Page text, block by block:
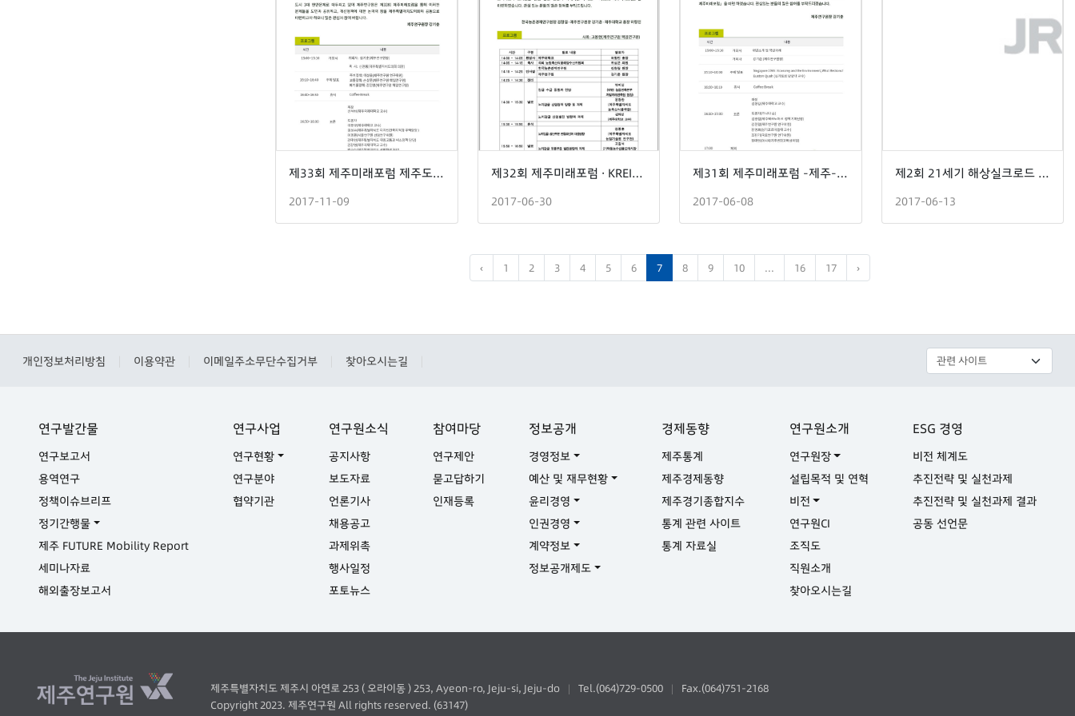
제33회 제주미래포럼 제주도시 3대 현안 개선 정책
2017-11-09
제32회 제주미래포럼 · KREI현장대토론회
2017-06-30
제31회 제주미래포럼 -제주-싱가포르 미래비전 공유
2017-06-08
제2회 21세기 해상실크로드 발전과 협력방안
2017-06-13
‹ 1 2 3 4 5 6 7 8 9 10 ... 16 17 ›
개인정보처리방침 이용약관 이메일주소무단수집거부 찾아오시는길
연구발간물
연구보고서
용역연구
정책이슈브리프
정기간행물
제주 FUTURE Mobility Report
세미나자료
해외출장보고서
연구사업
연구현황
연구분야
협약기관
연구원소식
공지사항
보도자료
언론기사
채용공고
과제위촉
행사일정
포토뉴스
참여마당
연구제안
묻고답하기
인재등록
정보공개
경영정보
예산 및 재무현황
윤리경영
인권경영
계약정보
정보공개제도
경제동향
제주통계
제주경제동향
제주경기종합지수
통계 관련 사이트
통계 자료실
연구원소개
연구원장
설립목적 및 연혁
비전
연구원CI
조직도
직원소개
찾아오시는길
ESG 경영
비전 체계도
추진전략 및 실천과제
추진전략 및 실천과제 결과
공동 선언문
제주특별자치도 제주시 아연로 253 ( 오라이동 ) 253, Ayeon-ro, Jeju-si, Jeju-do Tel.(064)729-0500
Fax.(064)751-2168
Copyright 2023. 제주연구원 All rights reserved. (63147)